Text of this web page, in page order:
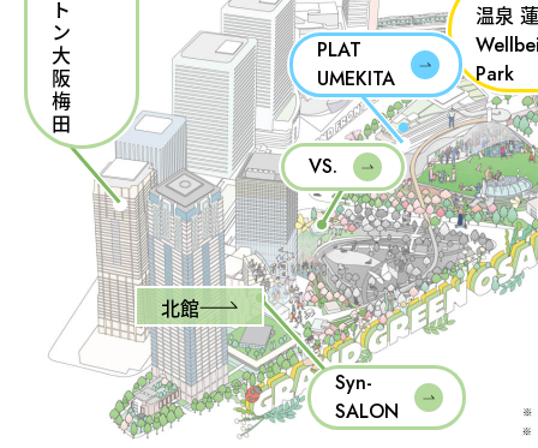
温泉 蓮
Park
PLAT
UMEKITA
ト
ン
大
阪
梅
田
VS.
Syn-
SALON
北館